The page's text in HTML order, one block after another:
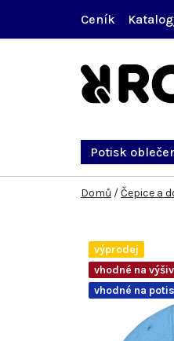
obsah
Ceník
Potisk
Domů /Čepice a
výprodej
vhodné na
vhodné na